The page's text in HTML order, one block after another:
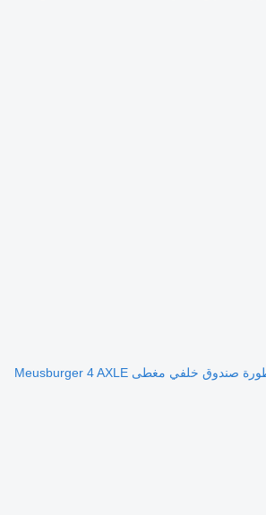
العربات نصف المقطورة صندوق خلفي مغطى Meusburger 4 AXLE